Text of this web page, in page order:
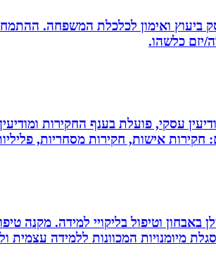
ביעוץ ואימון לכלכלת המשפחה.
יזם כלשהו.
עסקי, פועלת בענף החקירות
אישות, חקירות מסחריות,
באבחון וטיפול בליקויי למידה.
מיומנויות המכוונות ללמידה עצמית